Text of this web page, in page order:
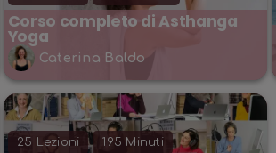
Corso completo di Asthanga
Yoga
Caterina Baldo
25 Lezioni 195 Minuti